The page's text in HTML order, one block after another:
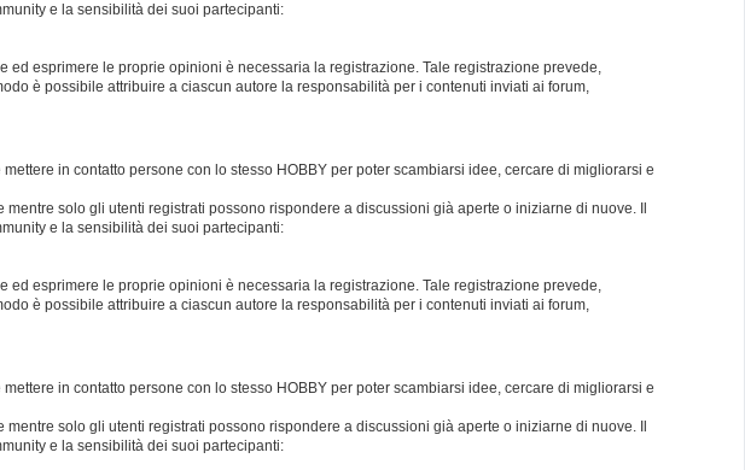
e la sensibilità dei suoi partecipanti:
ed esprimere le proprie opinioni è necessaria la registrazione. Tale registrazione prevede,
è possibile attribuire a ciascun autore la responsabilità per i contenuti inviati ai forum,
in contatto persone con lo stesso HOBBY per poter scambiarsi idee, cercare di migliorarsi e
solo gli utenti registrati possono rispondere a discussioni già aperte o iniziarne di nuove. Il
e la sensibilità dei suoi partecipanti:
ed esprimere le proprie opinioni è necessaria la registrazione. Tale registrazione prevede,
è possibile attribuire a ciascun autore la responsabilità per i contenuti inviati ai forum,
in contatto persone con lo stesso HOBBY per poter scambiarsi idee, cercare di migliorarsi e
solo gli utenti registrati possono rispondere a discussioni già aperte o iniziarne di nuove. Il
e la sensibilità dei suoi partecipanti: